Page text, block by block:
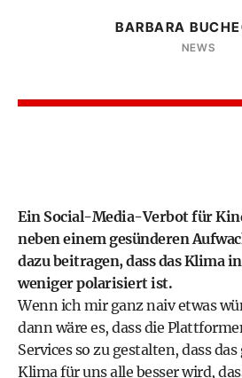
BARBARA
NEWS
Ein Social-Media-Verbot für
neben einem gesünderen
dazu beitragen, dass das Klima
weniger polarisiert ist.
Wenn ich mir ganz naiv etwas
dann wäre es, dass die
Services so zu gestalten, dass
Klima für uns alle besser wird,